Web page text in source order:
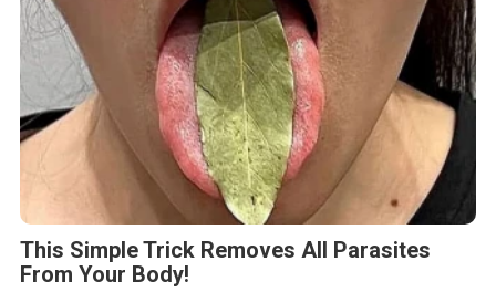
This Simple Trick Removes All Parasites
From Your Body!